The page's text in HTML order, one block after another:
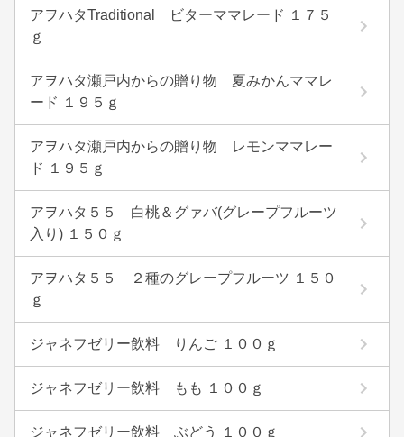
アヲハタTraditional ビターママレード １７５
ｇ
アヲハタ瀬戸内からの贈り物 夏みかんママレ
ード １９５ｇ
アヲハタ瀬戸内からの贈り物 レモンママレー
ド １９５ｇ
アヲハタ５５ 白桃＆グァバ(グレープフルーツ
入り) １５０ｇ
アヲハタ５５ ２種のグレープフルーツ １５０
ｇ
ジャネフゼリー飲料 りんご １００ｇ
ジャネフゼリー飲料 もも １００ｇ
ジャネフゼリー飲料 ぶどう １００ｇ